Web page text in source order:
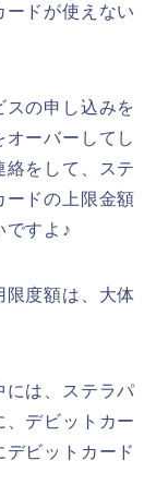
ードが使えない
スの申し込みを
ーバーしてし
絡をして、ステ
ードの上限金額
ですよ♪
限度額は、大体
には、ステラパ
、デビットカー
デビットカード